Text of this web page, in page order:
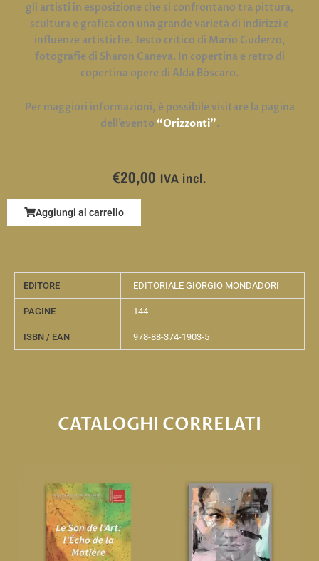
gli artisti in esposizione che si confrontano tra pittura,
scultura e grafica con una grande varietà di indirizzi e
influenze artistiche. Testo critico di Mario Guderzo,
fotografie di Sharon Caneva. In copertina e retro di
copertina opere di Alda Bòscaro.
Per maggiori informazioni, è possibile visitare la pagina
dell’evento “Orizzonti”.
€20,00 IVA incl.
Aggiungi al carrello
EDITORE EDITORIALE GIORGIO MONDADORI
PAGINE 144
ISBN / EAN 978-88-374-1903-5
CATALOGHI CORRELATI